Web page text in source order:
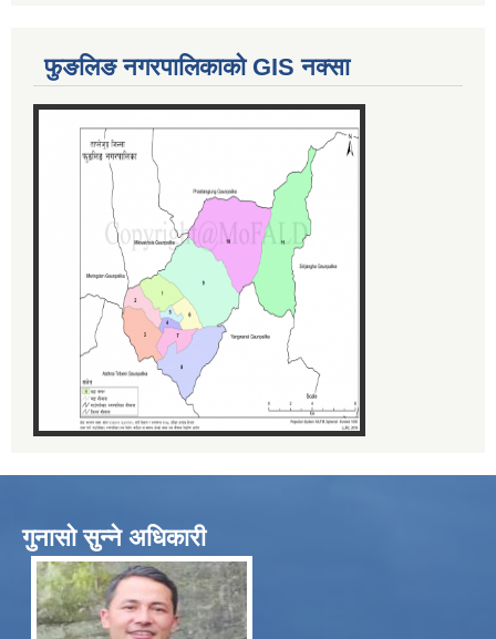
फुङलिङ नगरपालिकाको GIS नक्सा
गुनासो सुन्ने अधिकारी